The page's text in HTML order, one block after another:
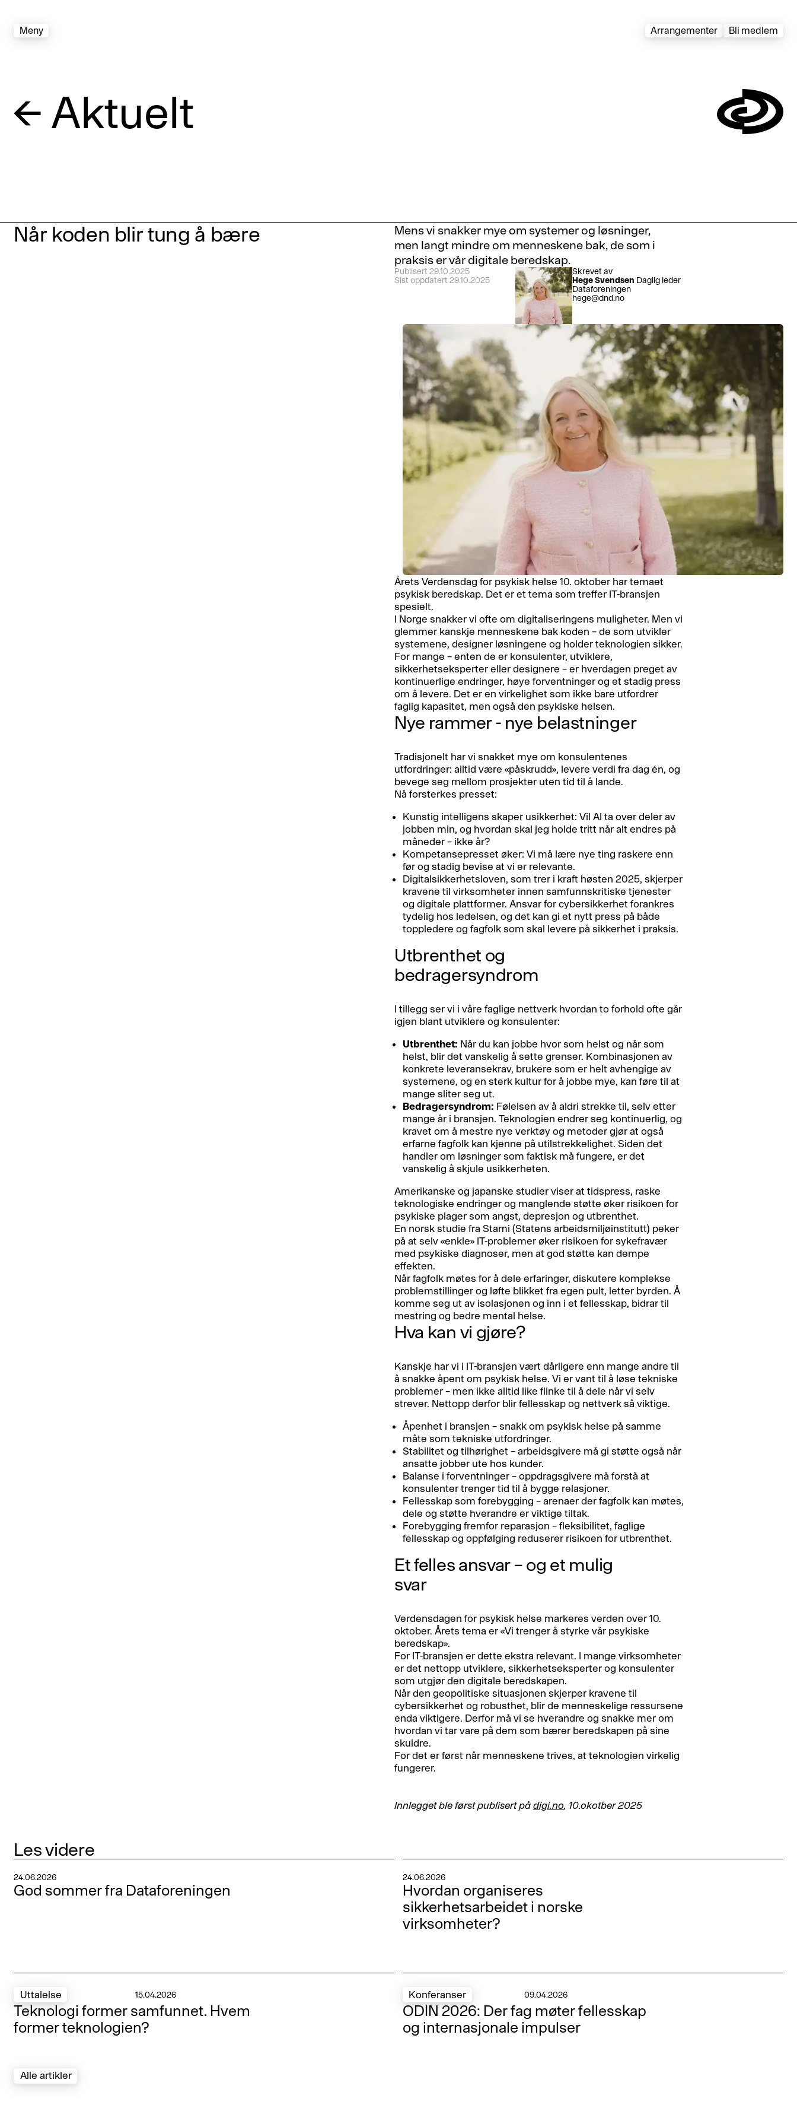
Meny Arrangementer Bli medlem
← Aktuelt Symbol
Når koden blir tung å bære
Mens vi snakker mye om systemer og løsninger,
men langt mindre om menneskene bak, de som i
praksis er vår digitale beredskap.
Publisert 29.10.2025
Sist oppdatert 29.10.2025
Skrevet av
Hege Svendsen Daglig leder
Dataforeningen
hege@dnd.no
Vis profil
Årets Verdensdag for psykisk helse 10. oktober har temaet
psykisk beredskap. Det er et tema som treffer IT-bransjen
spesielt.
I Norge snakker vi ofte om digitaliseringens muligheter. Men vi
glemmer kanskje menneskene bak koden – de som utvikler
systemene, designer løsningene og holder teknologien sikker.
For mange – enten de er konsulenter, utviklere,
sikkerhetseksperter eller designere – er hverdagen preget av
kontinuerlige endringer, høye forventninger og et stadig press
om å levere. Det er en virkelighet som ikke bare utfordrer
faglig kapasitet, men også den psykiske helsen.
Nye rammer - nye belastninger
Tradisjonelt har vi snakket mye om konsulentenes
utfordringer: alltid være «påskrudd», levere verdi fra dag én, og
bevege seg mellom prosjekter uten tid til å lande.
Nå forsterkes presset:
Kunstig intelligens skaper usikkerhet: Vil AI ta over deler av
jobben min, og hvordan skal jeg holde tritt når alt endres på
måneder – ikke år?
Kompetansepresset øker: Vi må lære nye ting raskere enn
før og stadig bevise at vi er relevante.
Digitalsikkerhetsloven, som trer i kraft høsten 2025, skjerper
kravene til virksomheter innen samfunnskritiske tjenester
og digitale plattformer. Ansvar for cybersikkerhet forankres
tydelig hos ledelsen, og det kan gi et nytt press på både
toppledere og fagfolk som skal levere på sikkerhet i praksis.
Utbrenthet og
bedragersyndrom
I tillegg ser vi i våre faglige nettverk hvordan to forhold ofte går
igjen blant utviklere og konsulenter:
Utbrenthet: Når du kan jobbe hvor som helst og når som
helst, blir det vanskelig å sette grenser. Kombinasjonen av
konkrete leveransekrav, brukere som er helt avhengige av
systemene, og en sterk kultur for å jobbe mye, kan føre til at
mange sliter seg ut.
Bedragersyndrom: Følelsen av å aldri strekke til, selv etter
mange år i bransjen. Teknologien endrer seg kontinuerlig, og
kravet om å mestre nye verktøy og metoder gjør at også
erfarne fagfolk kan kjenne på utilstrekkelighet. Siden det
handler om løsninger som faktisk må fungere, er det
vanskelig å skjule usikkerheten.
Amerikanske og japanske studier viser at tidspress, raske
teknologiske endringer og manglende støtte øker risikoen for
psykiske plager som angst, depresjon og utbrenthet.
En norsk studie fra Stami (Statens arbeidsmiljøinstitutt) peker
på at selv «enkle» IT-problemer øker risikoen for sykefravær
med psykiske diagnoser, men at god støtte kan dempe
effekten.
Når fagfolk møtes for å dele erfaringer, diskutere komplekse
problemstillinger og løfte blikket fra egen pult, letter byrden. Å
komme seg ut av isolasjonen og inn i et fellesskap, bidrar til
mestring og bedre mental helse.
Hva kan vi gjøre?
Kanskje har vi i IT-bransjen vært dårligere enn mange andre til
å snakke åpent om psykisk helse. Vi er vant til å løse tekniske
problemer – men ikke alltid like flinke til å dele når vi selv
strever. Nettopp derfor blir fellesskap og nettverk så viktige.
Åpenhet i bransjen – snakk om psykisk helse på samme
måte som tekniske utfordringer.
Stabilitet og tilhørighet – arbeidsgivere må gi støtte også når
ansatte jobber ute hos kunder.
Balanse i forventninger – oppdragsgivere må forstå at
konsulenter trenger tid til å bygge relasjoner.
Fellesskap som forebygging – arenaer der fagfolk kan møtes,
dele og støtte hverandre er viktige tiltak.
Forebygging fremfor reparasjon – fleksibilitet, faglige
fellesskap og oppfølging reduserer risikoen for utbrenthet.
Et felles ansvar – og et mulig
svar
Verdensdagen for psykisk helse markeres verden over 10.
oktober. Årets tema er «Vi trenger å styrke vår psykiske
beredskap».
For IT-bransjen er dette ekstra relevant. I mange virksomheter
er det nettopp utviklere, sikkerhetseksperter og konsulenter
som utgjør den digitale beredskapen.
Når den geopolitiske situasjonen skjerper kravene til
cybersikkerhet og robusthet, blir de menneskelige ressursene
enda viktigere. Derfor må vi se hverandre og snakke mer om
hvordan vi tar vare på dem som bærer beredskapen på sine
skuldre.
For det er først når menneskene trives, at teknologien virkelig
fungerer.
Innlegget ble først publisert på digi.no, 10.okotber 2025
Les videre
24.06.2026
God sommer fra Dataforeningen
24.06.2026
Hvordan organiseres
sikkerhetsarbeidet i norske
virksomheter?
Uttalelse 15.04.2026
Teknologi former samfunnet. Hvem
former teknologien?
Konferanser 09.04.2026
ODIN 2026: Der fag møter fellesskap
og internasjonale impulser
Alle artikler